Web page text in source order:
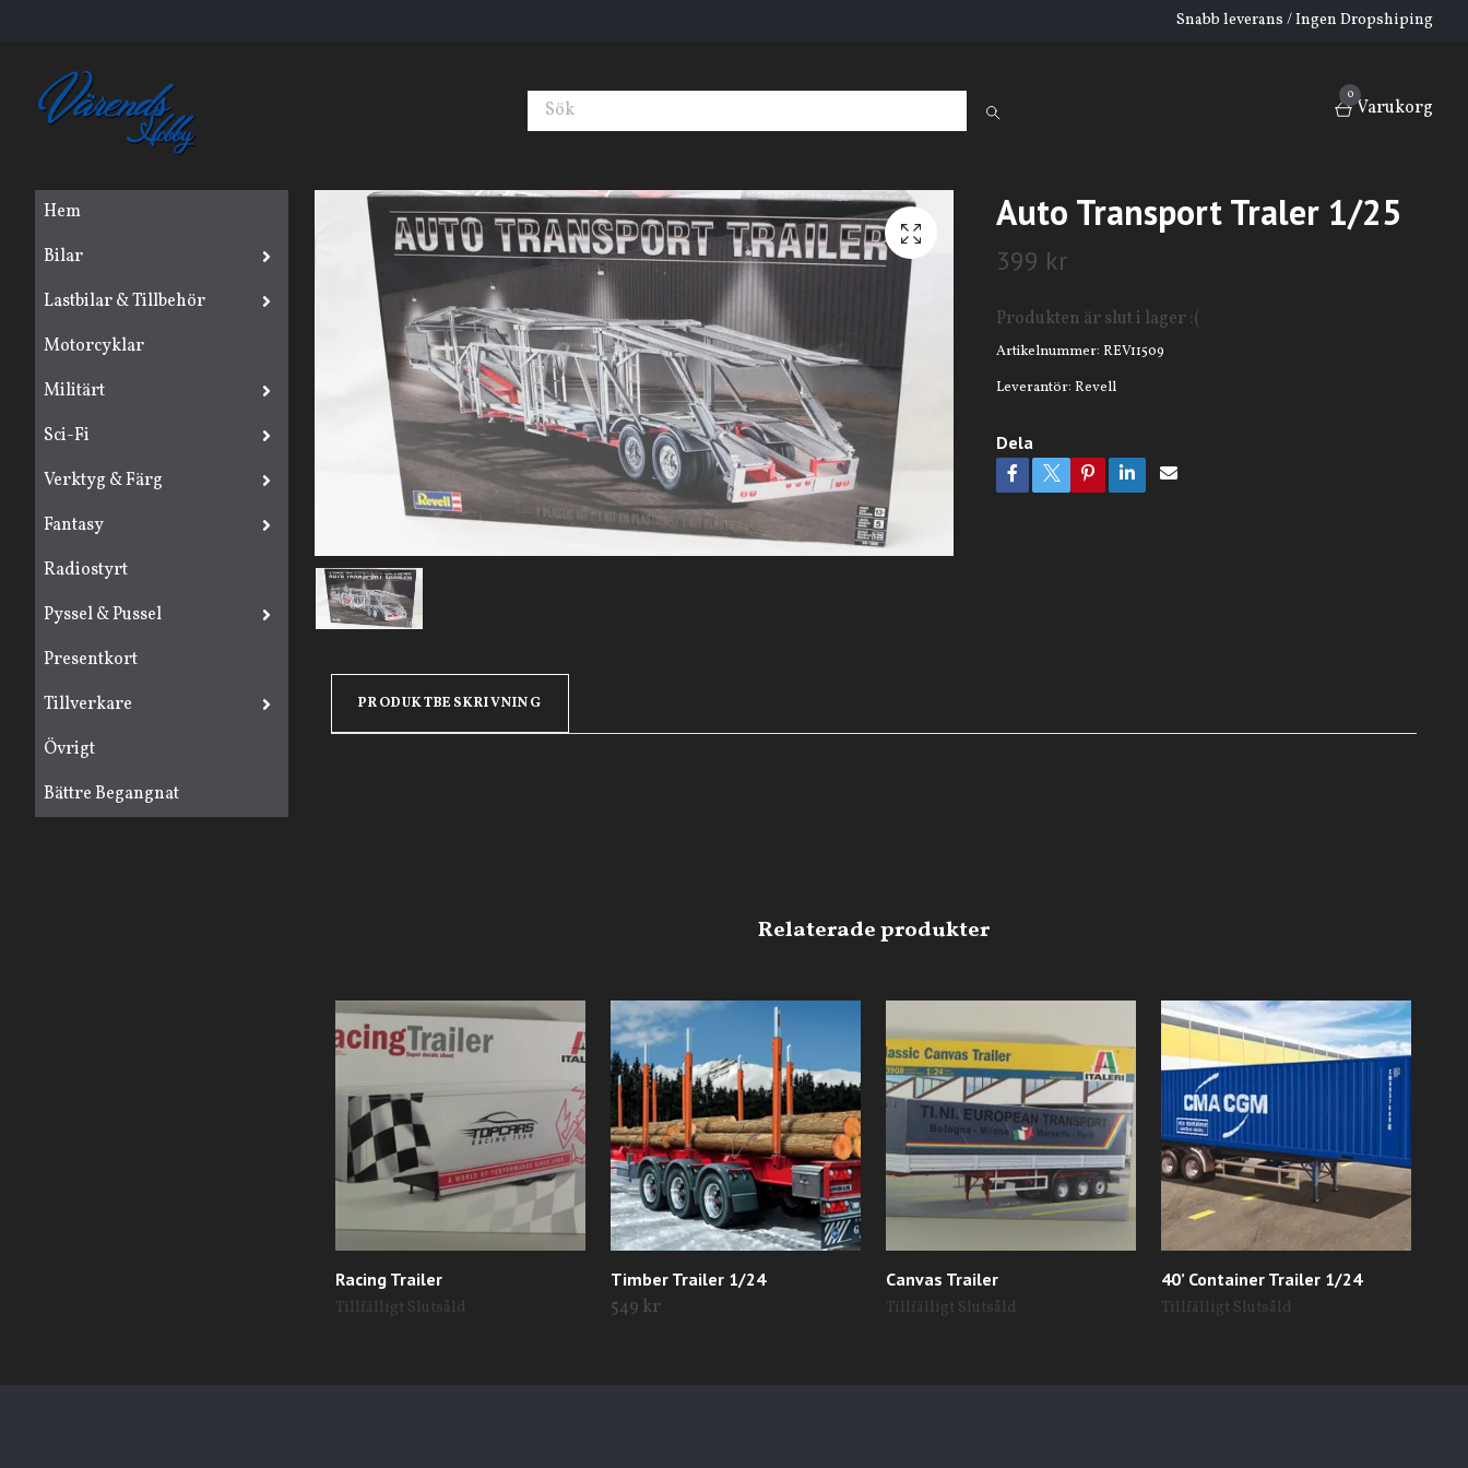
Snabb leverans / Ingen Dropshiping
0
Varukorg
Hem
Bilar
Lastbilar & Tillbehör
Motorcyklar
Militärt
Sci-Fi
Verktyg & Färg
Fantasy
Radiostyrt
Pyssel & Pussel
Presentkort
Tillverkare
Övrigt
Bättre Begangnat
Auto Transport Traler 1/25
399 kr
Produkten är slut i lager :(
Artikelnummer: REV11509
Leverantör: Revell
Dela
PRODUKTBESKRIVNING
Racing Trailer
Tillfälligt Slutsåld
Timber Trailer 1/24
549 kr
Canvas Trailer
Tillfälligt Slutsåld
40’ Container Trailer 1/24
Tillfälligt Slutsåld